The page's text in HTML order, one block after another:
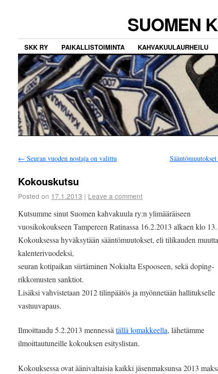
SUOMEN
SKK RY PAIKALLISTOIMINTA KAHVAKUULAURHEILU
← Seuran vuoden nostaja on valittu
Kokouskutsu
Posted on 17.1.2013 | Leave a comment
Kutsumme sinut Suomen kahvakuula ry:n ylimääräiseen
vuosikokoukseen Tampereen Ratinassa 16.2.2013 alkaen klo 13.
Kokouksessa hyväksytään sääntömuutokset, eli tilikauden
kalenterivuodeksi,
seuran kotipaikan siirtäminen Nokialta Espooseen, sekä doping-
rikkomusten sanktiot.
Lisäksi vahvistetaan 2012 tilinpäätös ja myönnetään hallitukselle
vastuuvapaus.
Ilmoittaudu 5.2.2013 mennessätällä lomakkeella, lähetämme
ilmoittautuneille kokouksen esityslistan.
Kokouksessa ovat äänivaltaisia kaikki jäsenmaksunsa 2013